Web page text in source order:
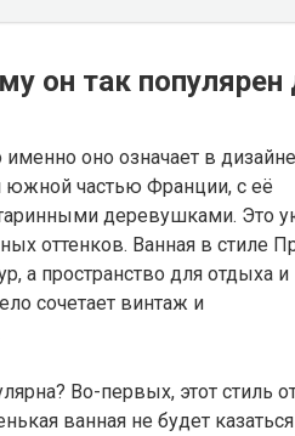
он так популярен
оно означает в дизайне
южной частью Франции, с её
деревушками. Это
оттенков. Ванная в стиле
а пространство для отдыха и
сочетает винтаж и
Во-первых, этот стиль
ванная не будет казаться